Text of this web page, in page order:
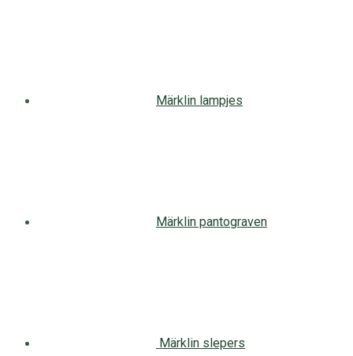
Märklin lampjes
Märklin pantograven
Märklin slepers